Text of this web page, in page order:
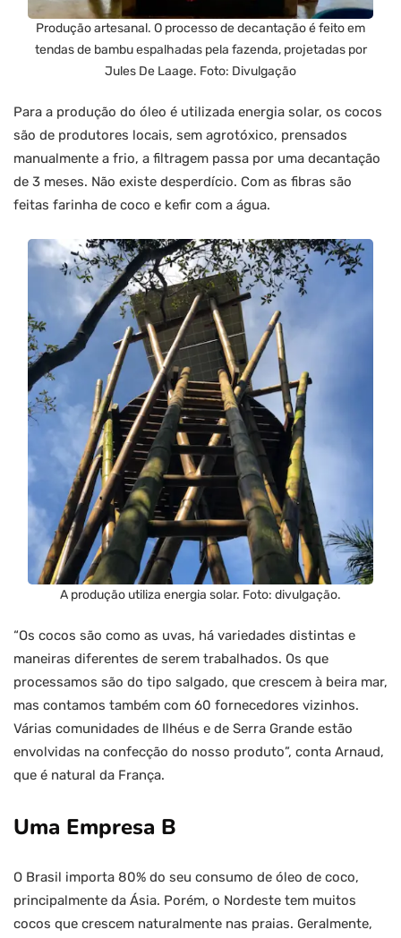
Produção artesanal. O processo de decantação é feito em
tendas de bambu espalhadas pela fazenda, projetadas por
Jules De Laage. Foto: Divulgação
Para a produção do óleo é utilizada energia solar, os cocos
são de produtores locais, sem agrotóxico, prensados
manualmente a frio, a filtragem passa por uma decantação
de 3 meses. Não existe desperdício. Com as fibras são
feitas farinha de coco e kefir com a água.
A produção utiliza energia solar. Foto: divulgação.
“Os cocos são como as uvas, há variedades distintas e
maneiras diferentes de serem trabalhados. Os que
processamos são do tipo salgado, que crescem à beira mar,
mas contamos também com 60 fornecedores vizinhos.
Várias comunidades de Ilhéus e de Serra Grande estão
envolvidas na confecção do nosso produto”, conta Arnaud,
que é natural da França.
Uma Empresa B
O Brasil importa 80% do seu consumo de óleo de coco,
principalmente da Ásia. Porém, o Nordeste tem muitos
cocos que crescem naturalmente nas praias. Geralmente,